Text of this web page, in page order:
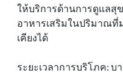
ให้บริการด้านการดูแลสุ
อาหารเสริมในปริมาณที่
เคียงได้
ระยะเวลาการบริโภค: